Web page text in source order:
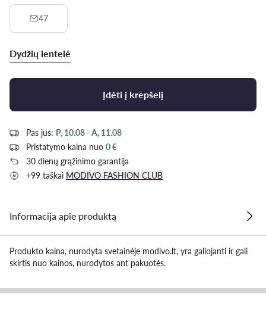
47
Dydžių lentelė
Įdėti į krepšelį
Pas jus: P, 10.08 - A, 11.08
Pristatymo kaina nuo 0 €
30 dienų grąžinimo garantija
+99 taškai MODIVO FASHION CLUB
Informacija apie produktą
Produkto kaina, nurodyta svetainėje modivo.lt, yra galiojanti ir gali
skirtis nuo kainos, nurodytos ant pakuotės.